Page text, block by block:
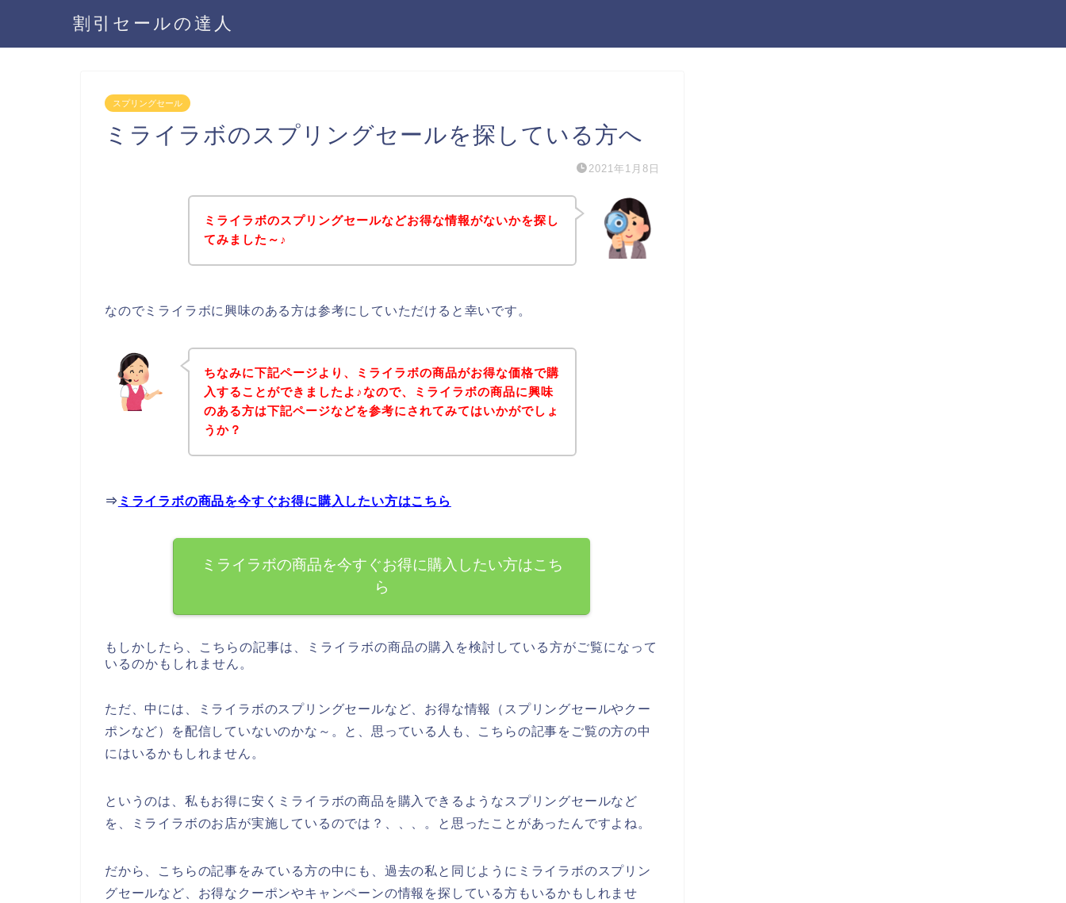
割引セールの達人
スプリングセール
ミライラボのスプリングセールを探している方へ
2021年1月8日
ミライラボのスプリングセールなどお得な情報がないかを探し
てみました～♪
なのでミライラボに興味のある方は参考にしていただけると幸いです。
ちなみに下記ページより、ミライラボの商品がお得な価格で購
入することができましたよ♪なので、ミライラボの商品に興味
のある方は下記ページなどを参考にされてみてはいかがでしょ
うか？
⇒ ミライラボの商品を今すぐお得に購入したい方はこちら
ミライラボの商品を今すぐお得に購入したい方はこち
ら
もしかしたら、こちらの記事は、ミライラボの商品の購入を検討している方がご覧になって
いるのかもしれません。
ただ、中には、ミライラボのスプリングセールなど、お得な情報（スプリングセールやクー
ポンなど）を配信していないのかな～。と、思っている人も、こちらの記事をご覧の方の中
にはいるかもしれません。
というのは、私もお得に安くミライラボの商品を購入できるようなスプリングセールなど
を、ミライラボのお店が実施しているのでは？、、、。と思ったことがあったんですよね。
だから、こちらの記事をみている方の中にも、過去の私と同じようにミライラボのスプリン
グセールなど、お得なクーポンやキャンペーンの情報を探している方もいるかもしれませ